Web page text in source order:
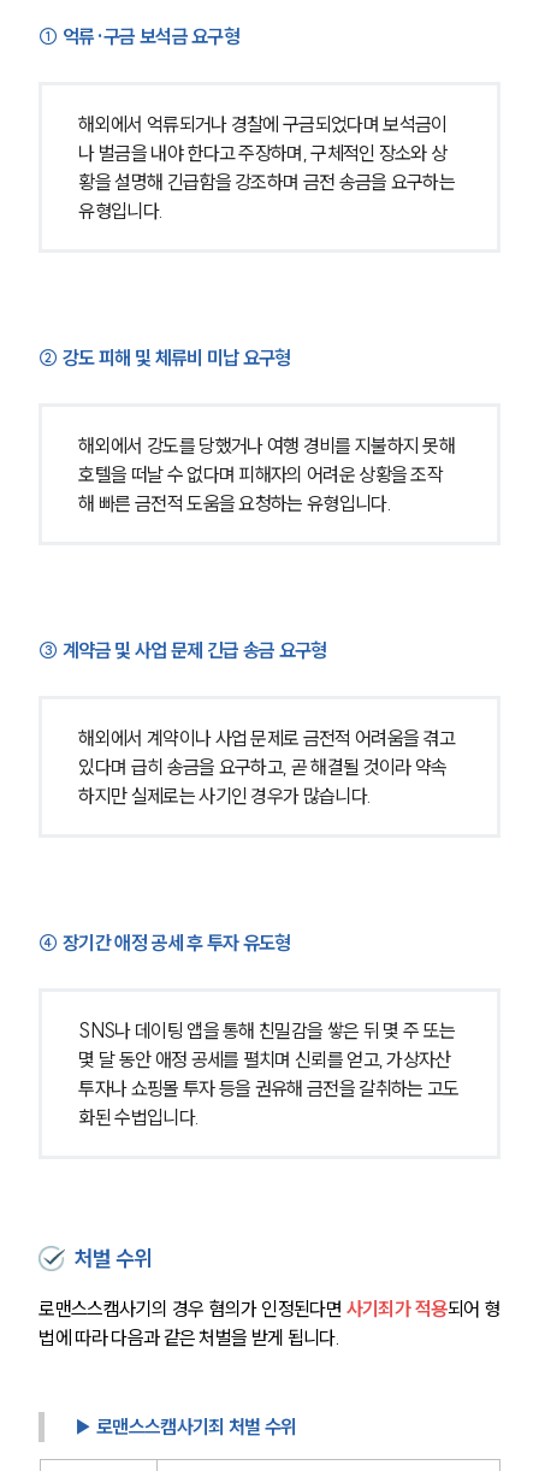
① 억류·구금 보석금 요구형
해외에서 억류되거나 경찰에 구금되었다며 보석금이
나 벌금을 내야 한다고 주장하며, 구체적인 장소와 상
황을 설명해 긴급함을 강조하며 금전 송금을 요구하는
유형입니다.
② 강도 피해 및 체류비 미납 요구형
해외에서 강도를 당했거나 여행 경비를 지불하지 못해
호텔을 떠날 수 없다며 피해자의 어려운 상황을 조작
해 빠른 금전적 도움을 요청하는 유형입니다.
③ 계약금 및 사업 문제 긴급 송금 요구형
해외에서 계약이나 사업 문제로 금전적 어려움을 겪고
있다며 급히 송금을 요구하고, 곧 해결될 것이라 약속
하지만 실제로는 사기인 경우가 많습니다.
④ 장기간 애정 공세 후 투자 유도형
SNS나 데이팅 앱을 통해 친밀감을 쌓은 뒤 몇 주 또는
몇 달 동안 애정 공세를 펼치며 신뢰를 얻고, 가상자산
투자나 쇼핑몰 투자 등을 권유해 금전을 갈취하는 고도
화된 수법입니다.
처벌 수위
로맨스스캠사기의 경우 혐의가 인정된다면 사기죄가 적용되어 형
법에 따라 다음과 같은 처벌을 받게 됩니다.
▶ 로맨스스캠사기죄 처벌 수위